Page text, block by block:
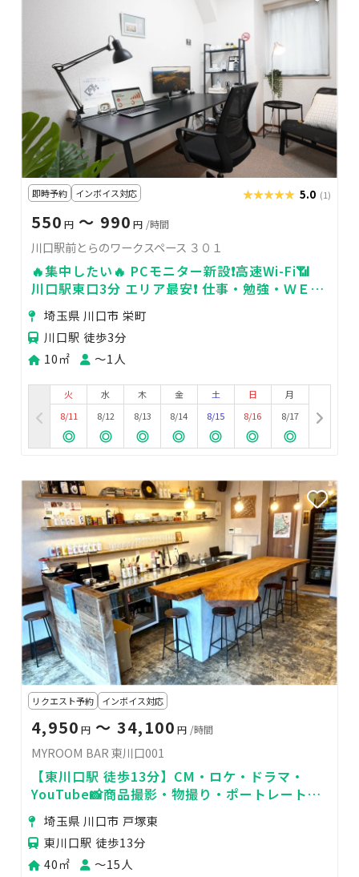
即時予約 インボイス対応 ★★★★★
★★★★★ 5.0 (1)
550 円 〜 990 円 /時間
川口駅前とらのワークスペース ３０１
🔥集中したい🔥 PCモニター新設❗高速Wi-Fi📶
川口駅東口3分 エリア最安❗ 仕事・勉強・ＷＥＢ
会議・各種作業などに
埼玉県 川口市 栄町
川口駅 徒歩3分
10㎡
〜1人
火
8/11
水
8/12
木
8/13
金
8/14
土
8/15
日
8/16
月
8/17
リクエスト予約 インボイス対応
4,950 円 〜 34,100 円 /時間
MYROOM BAR 東川口001
【東川口駅 徒歩13分】CM・ロケ・ドラマ・
YouTube📸商品撮影・物撮り・ポートレート🌟
MV・PV🍃交流会・イベント✨
埼玉県 川口市 戸塚東
東川口駅 徒歩13分
40㎡
〜15人